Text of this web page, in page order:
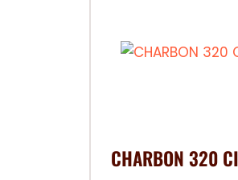
CHARBON 320